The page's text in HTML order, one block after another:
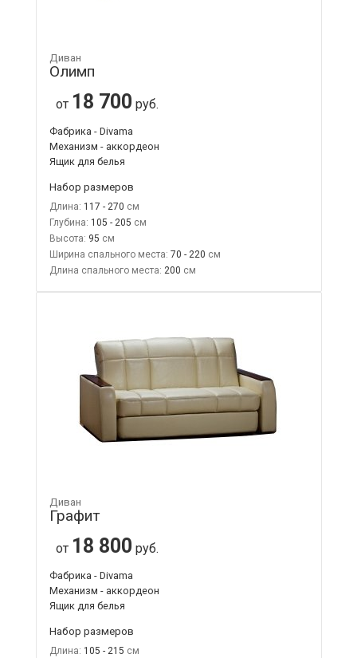
Диван
Олимп
от 18 700 руб.
Фабрика - Divama
Механизм - аккордеон
Ящик для белья
Набор размеров
Длина: 117 - 270
Глубина: 105 - 205
Высота: 95
Ширина спального места: 70 - 220
Длина спального места: 200
Диван
Графит
от 18 800 руб.
Фабрика - Divama
Механизм - аккордеон
Ящик для белья
Набор размеров
Длина: 105 - 215